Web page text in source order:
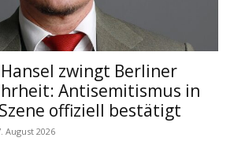
zwingt Berliner
Antisemitismus in
offiziell bestätigt
August 2026